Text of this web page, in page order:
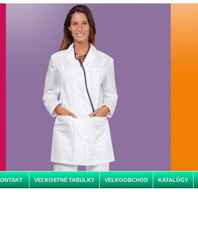
VEĽKOSTNÉ TABULKY VEĽKOOBCHOD KATALÓGY